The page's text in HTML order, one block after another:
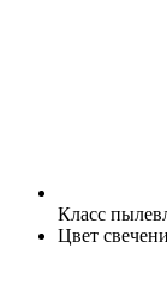
Класс
Цвет